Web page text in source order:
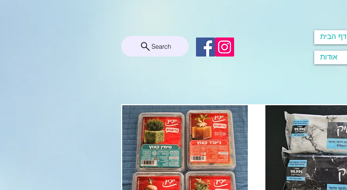
Search
דף הבית
אודות